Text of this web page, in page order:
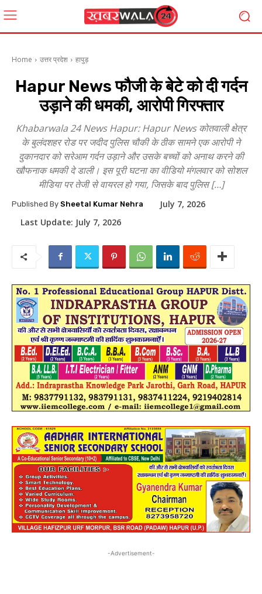
Home उत्तर प्रदेश हापुड़
Hapur News फौजी के बेटे को दी गर्दन
उड़ाने की धमकी, आरोपी गिरफ्तार
Khabarwala 24 News Hapur: Hapur News कोतवाली क्षेत्र
के बुलंदशहर रोड पर जदीद पुलिस चौकी के ठीक सामने एक आरोपी ने
दुकानदार को सरेआम गर्दन उड़ाने और उसके बच्चों को अनाथ करने की
खौफनाक धमकी दे डाली। इस पूरी घटना का वीडियो मंगलवार को सोशल
मीडिया पर तेजी से वायरल हो गया, जिसके बाद पुलिस […]
Published By Sheetal Kumar Nehra
July 7, 2026
Last Update: July 7, 2026
-Advertisement-